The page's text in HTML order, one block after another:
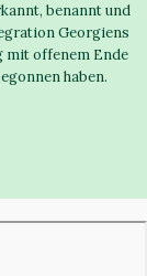
benannt und
Georgiens
mit offenem Ende
haben.